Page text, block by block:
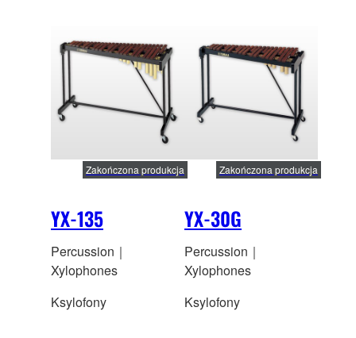
YX-135
Zakończona produkcja
Percussion｜
Xylophones
Ksylofony
YX-30G
Zakończona produkcja
Percussion｜
Xylophones
Ksylofony